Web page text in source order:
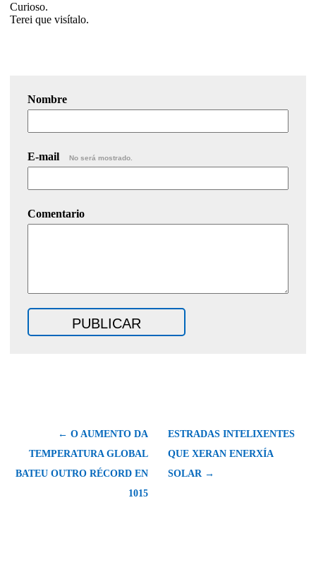
Curioso.
Terei que visítalo.
Nombre
E-mail No será mostrado.
Comentario
← O AUMENTO DA
TEMPERATURA GLOBAL
BATEU OUTRO RÉCORD EN
1015
ESTRADAS INTELIXENTES
QUE XERAN ENERXÍA
SOLAR →